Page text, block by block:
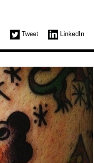
Tweet LinkedIn